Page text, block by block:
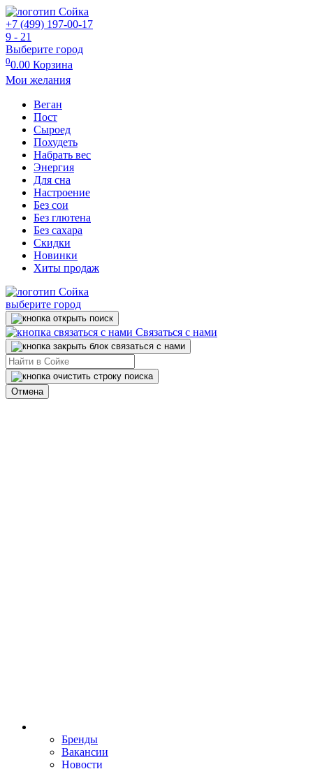
+7 (499) 197-00-17
9 - 21
Выберите город
00.00 Корзина
Мои желания
Веган
Пост
Сыроед
Похудеть
Набрать вес
Энергия
Для сна
Настроение
Без сои
Без глютена
Без сахара
Скидки
Новинки
Хиты продаж
выберите город
Связаться с нами
Отмена
Бренды
Вакансии
Новости